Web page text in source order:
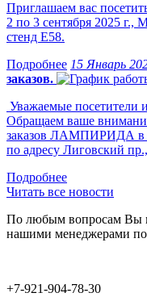
Приглашаем вас
2 по 3 сентября 2025
стенд Е58.
15 Январь
заказов.
Уважаемые посетители
Обращаем ваше
заказов ЛАМПИРИДА в
по адресу Лиговский
Читать все новости
По любым вопросам Вы
нашими менеджерами
+7-921-904-78-30